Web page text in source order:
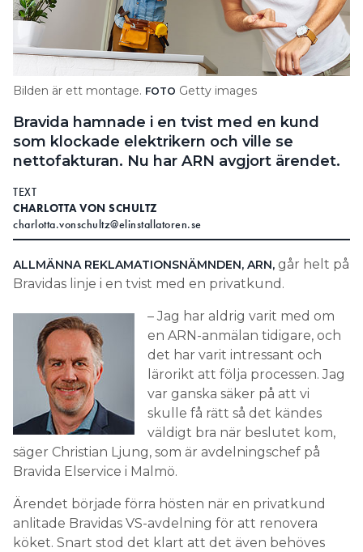
Om tidningen
Personuppgifter
Search for:
SEARCH
Bilden är ett montage. FOTO Getty images
Bravida hamnade i en tvist med en kund
som klockade elektrikern och ville se
nettofakturan. Nu har ARN avgjort ärendet.
TEXT
CHARLOTTA VON SCHULTZ
charlotta.vonschultz@elinstallatoren.se
ALLMÄNNA REKLAMATIONSNÄMNDEN, ARN, går helt på
Bravidas linje i en tvist med en privatkund.
– Jag har aldrig varit med om
en ARN-anmälan tidigare, och
det har varit intressant och
lärorikt att följa processen. Jag
var ganska säker på att vi
skulle få rätt så det kändes
väldigt bra när beslutet kom,
säger Christian Ljung, som är avdelningschef på
Bravida Elservice i Malmö.
Ärendet började förra hösten när en privatkund
anlitade Bravidas VS-avdelning för att renovera
köket. Snart stod det klart att det även behöves